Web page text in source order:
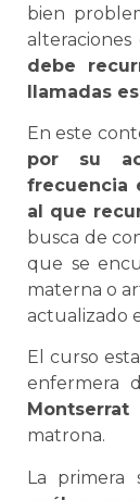
bien
debe
llamadas
En este
por su
frecuencia
al que
busca de
que se
materna o
actualizado
El curso
enfermera
matrona.
La primera